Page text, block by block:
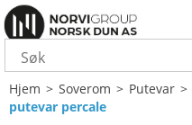
Hjem>Soverom>Putevar
putevar percale